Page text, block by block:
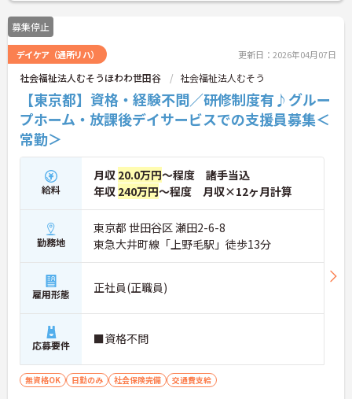
です！ご興味のある方は是非お気軽にお問い合わせ
下さい。
募集停止
デイケア（通所リハ） 更新日：2026年04月07日
社会福祉法人むそうほわわ世田谷 社会福祉法人むそう
【東京都】資格・経験不問／研修制度有♪グルー
プホーム・放課後デイサービスでの支援員募集＜
常勤＞
給料
月収 20.0万円～程度 諸手当込
年収 240万円～程度 月収×12ヶ月計算
勤務地
東京都 世田谷区 瀬田2-6-8
東急大井町線「上野毛駅」徒歩13分
雇用形態 正社員(正職員)
応募要件 ■資格不問
無資格OK 日勤のみ 社会保険完備 交通費支給